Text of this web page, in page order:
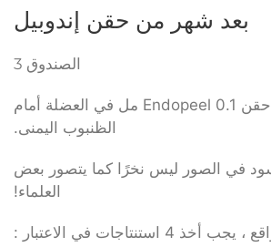
بعد شهر من حقن إندوبيل
الصندوق 3
بعد شهر واحد من حقن Endopeel 0.1 مل في العضلة أمام
الظنبوب اليمنى.
في الصور ليس نخرًا كما يتصور بعض
العلماء!
أخذ 4 استنتاجات في الاعتبار :